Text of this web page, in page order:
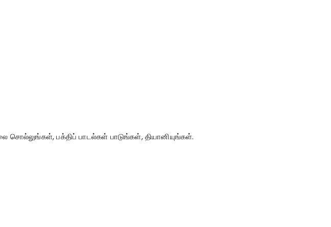
சொல்லுங்கள், பக்திப் பாடல்கள் பாடுங்கள், தியானியுங்கள்.